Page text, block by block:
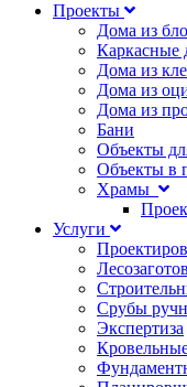
Проекты
Дома из
Каркасные
Дома из
Дома из
Дома из
Бани
Объекты
Объекты в
Храмы
Услуги
Срубы
Экспертиза